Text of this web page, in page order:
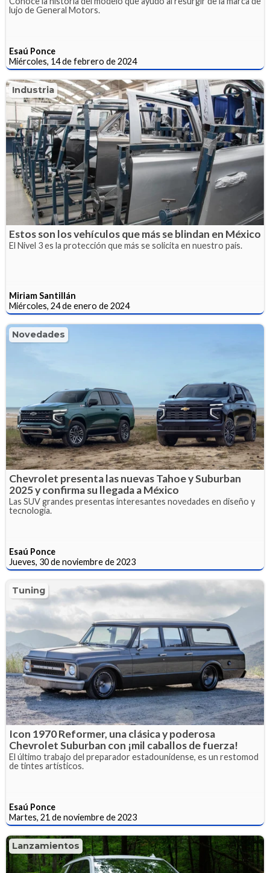
lujo de General Motors.
Esaú Ponce
Miércoles, 14 de febrero de 2024
Industria
Estos son los vehículos que más se blindan en México
El Nivel 3 es la protección que más se solicita en nuestro país.
Miriam Santillán
Miércoles, 24 de enero de 2024
Novedades
Chevrolet presenta las nuevas Tahoe y Suburban
2025 y confirma su llegada a México
Las SUV grandes presentas interesantes novedades en diseño y
tecnología.
Esaú Ponce
Jueves, 30 de noviembre de 2023
Tuning
Icon 1970 Reformer, una clásica y poderosa
Chevrolet Suburban con ¡mil caballos de fuerza!
El último trabajo del preparador estadounidense, es un restomod
de tintes artísticos.
Esaú Ponce
Martes, 21 de noviembre de 2023
Lanzamientos